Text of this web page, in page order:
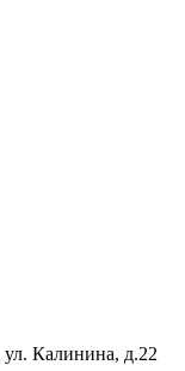
ул. Калинина, д.22